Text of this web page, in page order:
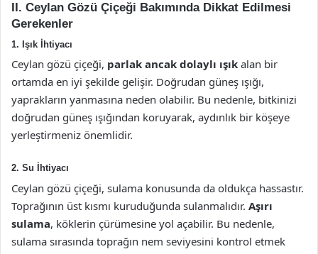
II. Ceylan Gözü Çiçeği Bakımında Dikkat Edilmesi
Gerekenler
1. Işık İhtiyacı
Ceylan gözü çiçeği, parlak ancak dolaylı ışık alan bir
ortamda en iyi şekilde gelişir. Doğrudan güneş ışığı,
yaprakların yanmasına neden olabilir. Bu nedenle, bitkinizi
doğrudan güneş ışığından koruyarak, aydınlık bir köşeye
yerleştirmeniz önemlidir.
2. Su İhtiyacı
Ceylan gözü çiçeği, sulama konusunda da oldukça hassastır.
Toprağının üst kısmı kuruduğunda sulanmalıdır. Aşırı
sulama, köklerin çürümesine yol açabilir. Bu nedenle,
sulama sırasında toprağın nem seviyesini kontrol etmek